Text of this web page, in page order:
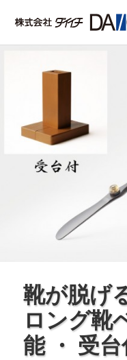
靴が脱げ
ロング靴
能 ・ 受